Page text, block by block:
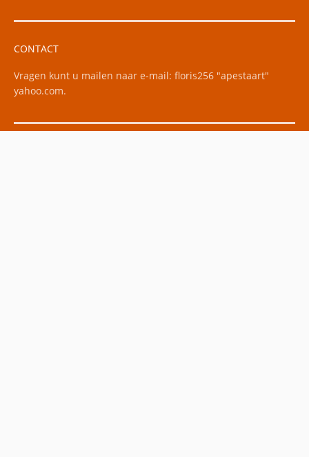
CONTACT
Vragen kunt u mailen naar e-mail: floris256 "apestaart"
yahoo.com.